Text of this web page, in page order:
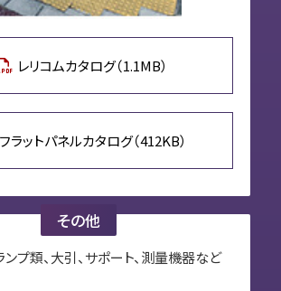
レリコムカタログ（1.1MB）
フラットパネルカタログ（412KB）
その他
ンプ類、大引、サポート、測量機器など